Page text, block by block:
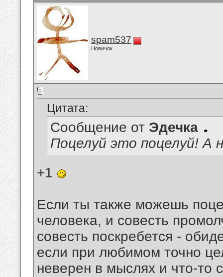
spam537
Новичок
Цитата:
Сообщение от Эдечка
Поцелуй это поцелуй! А
+1
Если ты также можешь
человека, и совесть
совесть поскребется -
если при любимом точно
неверен в мыслях и что-то